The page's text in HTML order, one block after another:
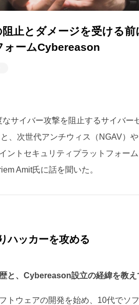
止とダメージを受ける
ォームCybereason
なサイバー攻撃を阻止するサイバー
、次世代アンチウィス（NGAV）
ントセキュリティプラットフォー
Amit氏に話を聞いた。
ハッカーを攻める
と、Cybereason設立の経緯を教え
トウェアの開発を始め、10代でソ